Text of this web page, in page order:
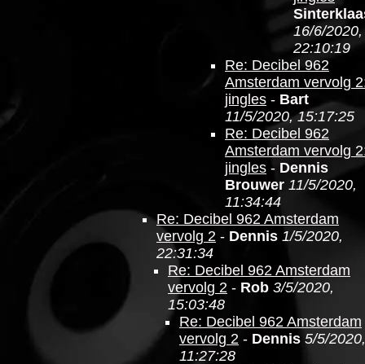
16/6/2020,
22:10:19
Re: Decibel 962
Amsterdam vervolg
jingles - Bart
11/5/2020, 15:17:25
Re: Decibel 962
Amsterdam vervolg
jingles - Dennis
Brouwer 11/5/2020,
11:34:44
Re: Decibel 962 Amsterdam
vervolg 2 - Dennis 1/5/2020,
22:31:34
Re: Decibel 962 Amsterdam
vervolg 2 - Rob 3/5/2020,
15:03:48
Re: Decibel 962 Amsterdam
vervolg 2 - Dennis 5/5/2020,
11:27:28